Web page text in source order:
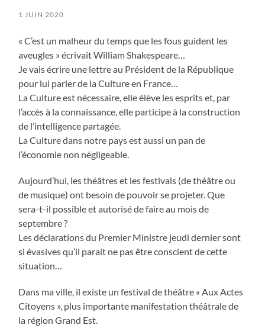
1 JUIN 2020
« C’est un malheur du temps que les fous guident les
aveugles » écrivait William Shakespeare…
Je vais écrire une lettre au Président de la République
pour lui parler de la Culture en France…
La Culture est nécessaire, elle élève les esprits et, par
l’accès à la connaissance, elle participe à la construction
de l’intelligence partagée.
La Culture dans notre pays est aussi un pan de
l’économie non négligeable.
Aujourd’hui, les théâtres et les festivals (de théâtre ou
de musique) ont besoin de pouvoir se projeter. Que
sera-t-il possible et autorisé de faire au mois de
septembre ?
Les déclarations du Premier Ministre jeudi dernier sont
si évasives qu’il parait ne pas être conscient de cette
situation…
Dans ma ville, il existe un festival de théâtre « Aux Actes
Citoyens », plus importante manifestation théâtrale de
la région Grand Est.